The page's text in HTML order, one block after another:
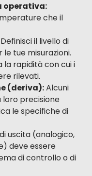
operativa:
che il
Definisci il livello di
tue misurazioni.
la rapidità con cui i
rilevati.
(deriva):Alcuni
loro precisione
le specifiche di
uscita (analogico,
deve essere
di controllo o di